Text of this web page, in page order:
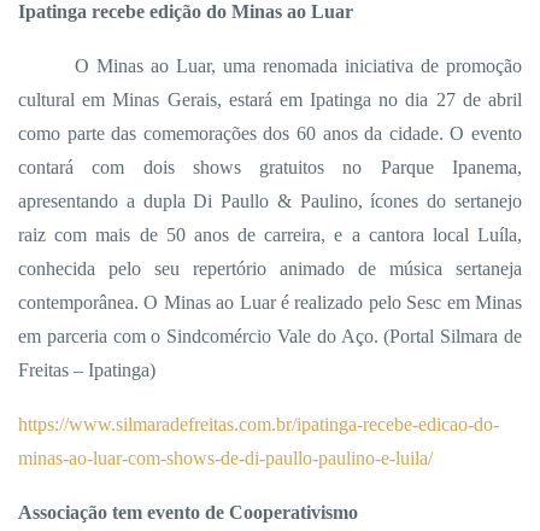
Ipatinga recebe edição do Minas ao Luar
O Minas ao Luar, uma renomada iniciativa de promoção
cultural em Minas Gerais, estará em Ipatinga no dia 27 de abril
como parte das comemorações dos 60 anos da cidade. O evento
contará com dois shows gratuitos no Parque Ipanema,
apresentando a dupla Di Paullo & Paulino, ícones do sertanejo
raiz com mais de 50 anos de carreira, e a cantora local Luíla,
conhecida pelo seu repertório animado de música sertaneja
contemporânea. O Minas ao Luar é realizado pelo Sesc em Minas
em parceria com o Sindcomércio Vale do Aço. (Portal Silmara de
Freitas – Ipatinga)
https://www.silmaradefreitas.com.br/ipatinga-recebe-edicao-do-
minas-ao-luar-com-shows-de-di-paullo-paulino-e-luila/
Associação tem evento de Cooperativismo